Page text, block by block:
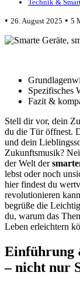
Technik &
• 26. August 2025 • 5
Spezifisches
Fazit &
Stell dir vor, dein
du die Tür öffnest.
und dein
Zukunftsmusik?
der Welt der
lebst oder noch
hier findest du
revolutionieren
begrüße die
du, warum das
Leben erleichtern
Einführung
– nicht nur